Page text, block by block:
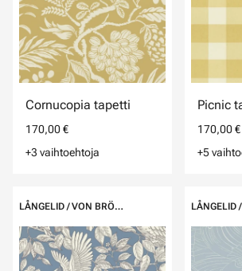
Cornucopia tapetti
170,00 €
+3 vaihtoehtoja
Picnic
170,00 €
+5
LÅNGELID / VON BRÖMSSEN